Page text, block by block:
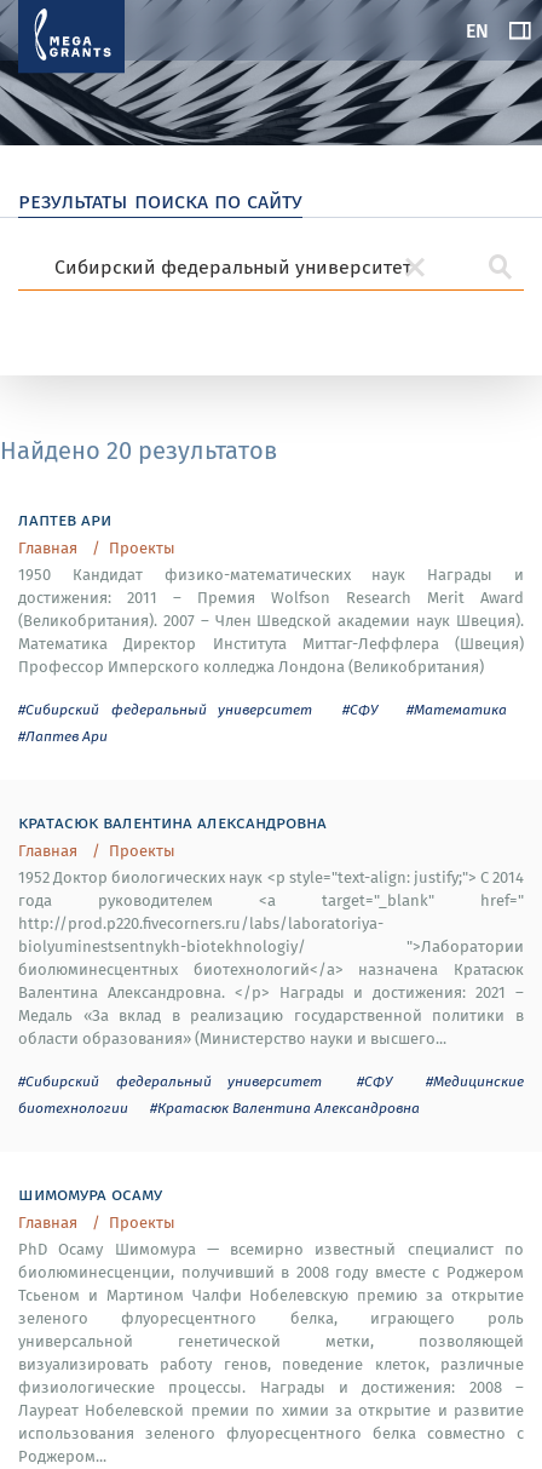
EN
результаты поиска по сайту
Найдено 20 результатов
лаптев ари
Главная
Проекты
1950 Кандидат физико-математических наук Награды и
достижения: 2011 – Премия Wolfson Research Merit Award
(Великобритания). 2007 – Член Шведской академии наук Швеция).
Математика Директор Института Миттаг-Леффлера (Швеция)
Профессор Имперского колледжа Лондона (Великобритания)
#Сибирский федеральный университет #СФУ
#Математика
#Лаптев Ари
кратасюк валентина александровна
Главная
Проекты
1952 Доктор биологических наук <p style="text-align: justify;"> С 2014
года руководителем <a target="_blank" href="
http://prod.p220.fivecorners.ru/labs/laboratoriya-
biolyuminestsentnykh-biotekhnologiy/ ">Лаборатории
биолюминесцентных биотехнологий</a> назначена Кратасюк
Валентина Александровна. </p> Награды и достижения: 2021 –
Медаль «За вклад в реализацию государственной политики в
области образования» (Министерство науки и высшего...
#Сибирский федеральный университет #СФУ
#Медицинские
биотехнологии
#Кратасюк Валентина Александровна
шимомура осаму
Главная
Проекты
PhD Осаму Шимомура — всемирно известный специалист по
биолюминесценции, получивший в 2008 году вместе с Роджером
Тсьеном и Мартином Чалфи Нобелевскую премию за открытие
зеленого флуоресцентного белка, играющего роль
универсальной генетической метки, позволяющей
визуализировать работу генов, поведение клеток, различные
физиологические процессы. Награды и достижения: 2008 –
Лауреат Нобелевской премии по химии за открытие и развитие
использования зеленого флуоресцентного белка совместно с
Роджером...